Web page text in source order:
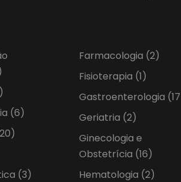
(6)
(3)
Farmacologia (2)
Fisioterapia (1)
Gastroenterologia
Geriatria (2)
Ginecologia e
Obstetrícia (16)
Hematologia (2)